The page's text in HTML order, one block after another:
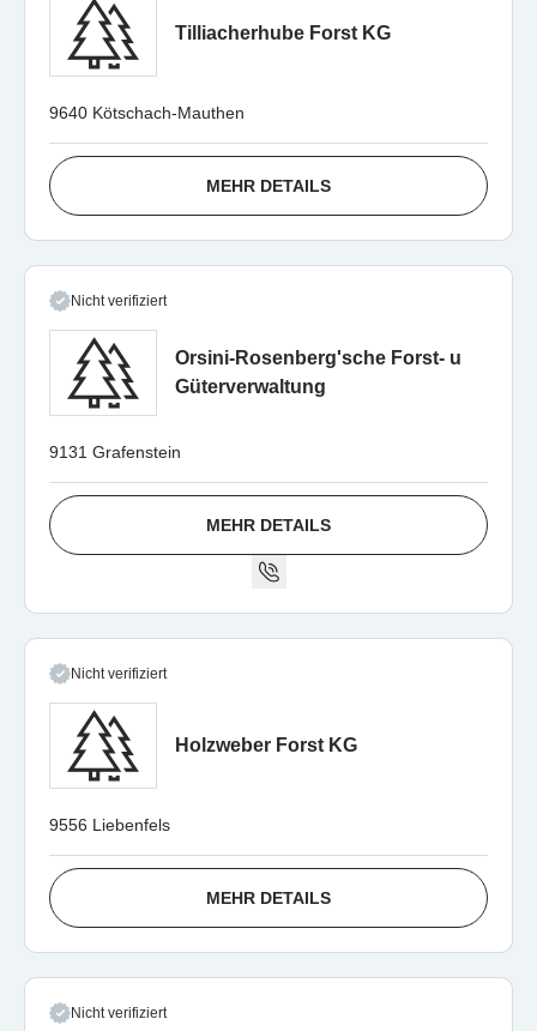
Tilliacherhube Forst KG
9640 Kötschach-Mauthen
MEHR DETAILS
Nicht verifiziert
Orsini-Rosenberg'sche Forst- u
Güterverwaltung
9131 Grafenstein
MEHR DETAILS
Nicht verifiziert
Holzweber Forst KG
9556 Liebenfels
MEHR DETAILS
Nicht verifiziert